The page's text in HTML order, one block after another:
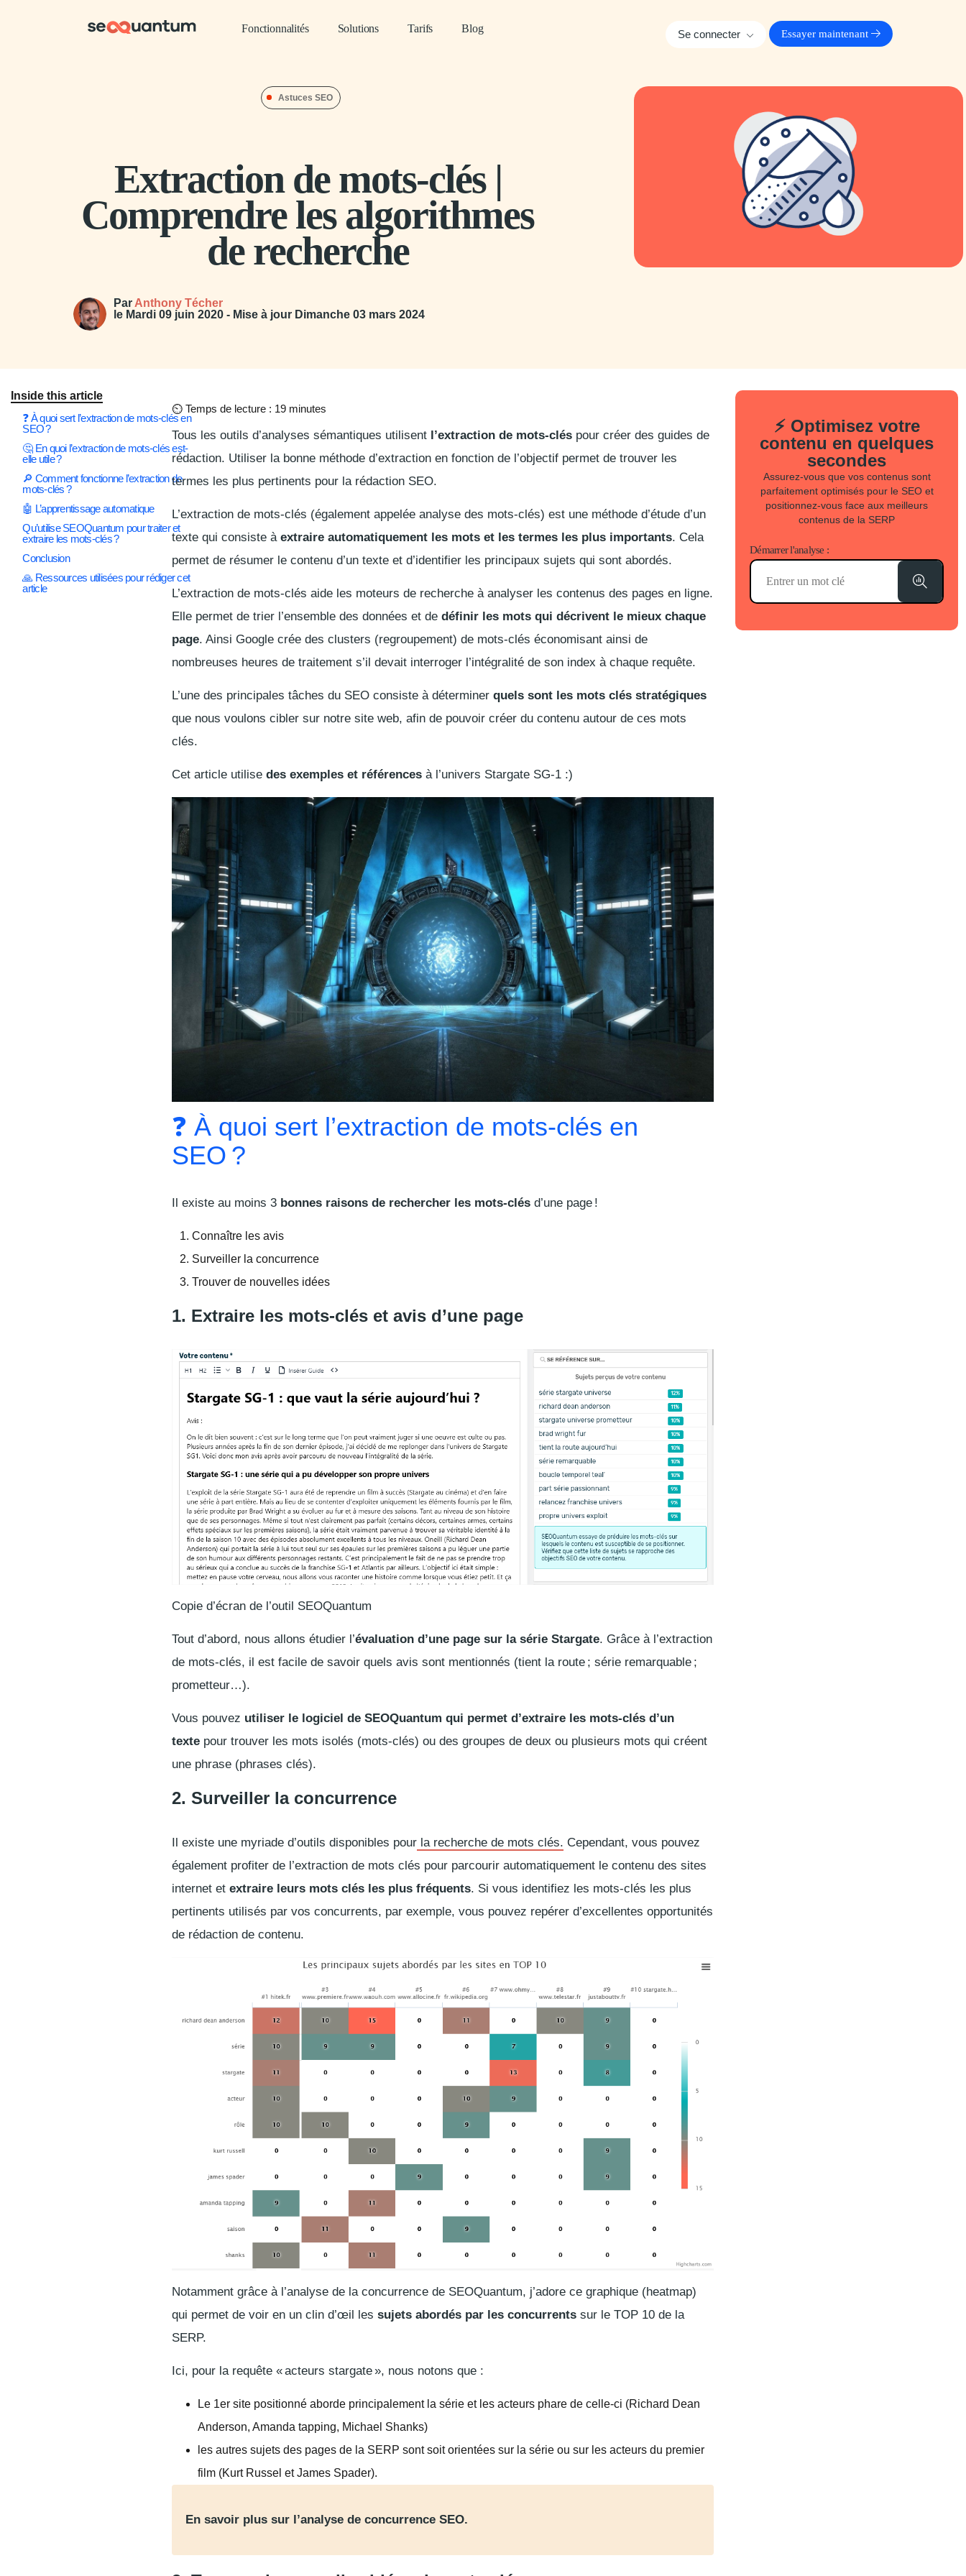
Fonctionnalités Solutions Tarifs Blog Se connecter Essayer maintenant
Astuces SEO
Extraction de mots-clés |
Comprendre les algorithmes
de recherche
Par Anthony Técher
le Mardi 09 juin 2020 - Mise à jour Dimanche 03 mars 2024
Inside this article
❓ À quoi sert l’extraction de mots-clés en
SEO ?
🤔 En quoi l’extraction de mots-clés est-
elle utile ?
🔎 Comment fonctionne l’extraction de
mots-clés ?
🤖 L’apprentissage automatique
Qu’utilise SEOQuantum pour traiter et
extraire les mots-clés ?
Conclusion
🙏 Ressources utilisées pour rédiger cet
article
⏲ Temps de lecture : 19 minutes
Tous les outils d’analyses sémantiques utilisent l’extraction de mots-clés pour créer des guides de
rédaction. Utiliser la bonne méthode d’extraction en fonction de l’objectif permet de trouver les
termes les plus pertinents pour la rédaction SEO.
L’extraction de mots-clés (également appelée analyse des mots-clés) est une méthode d’étude d’un
texte qui consiste à extraire automatiquement les mots et les termes les plus importants. Cela
permet de résumer le contenu d’un texte et d’identifier les principaux sujets qui sont abordés.
L’extraction de mots-clés aide les moteurs de recherche à analyser les contenus des pages en ligne.
Elle permet de trier l’ensemble des données et de définir les mots qui décrivent le mieux chaque
page. Ainsi Google crée des clusters (regroupement) de mots-clés économisant ainsi de
nombreuses heures de traitement s’il devait interroger l’intégralité de son index à chaque requête.
L’une des principales tâches du SEO consiste à déterminer quels sont les mots clés stratégiques
que nous voulons cibler sur notre site web, afin de pouvoir créer du contenu autour de ces mots
clés.
Cet article utilise des exemples et références à l’univers Stargate SG-1 :)
❓ À quoi sert l’extraction de mots-clés en
SEO ?
Il existe au moins 3 bonnes raisons de rechercher les mots-clés d’une page !
Connaître les avis
Surveiller la concurrence
Trouver de nouvelles idées
1. Extraire les mots-clés et avis d’une page
Copie d’écran de l’outil SEOQuantum
Tout d’abord, nous allons étudier l’évaluation d’une page sur la série Stargate. Grâce à l’extraction
de mots-clés, il est facile de savoir quels avis sont mentionnés (tient la route ; série remarquable ;
prometteur…).
Vous pouvez utiliser le logiciel de SEOQuantum qui permet d’extraire les mots-clés d’un
texte pour trouver les mots isolés (mots-clés) ou des groupes de deux ou plusieurs mots qui créent
une phrase (phrases clés).
2. Surveiller la concurrence
Il existe une myriade d’outils disponibles pour la recherche de mots clés. Cependant, vous pouvez
également profiter de l’extraction de mots clés pour parcourir automatiquement le contenu des sites
internet et extraire leurs mots clés les plus fréquents. Si vous identifiez les mots-clés les plus
pertinents utilisés par vos concurrents, par exemple, vous pouvez repérer d’excellentes opportunités
de rédaction de contenu.
Notamment grâce à l’analyse de la concurrence de SEOQuantum, j’adore ce graphique (heatmap)
qui permet de voir en un clin d’œil les sujets abordés par les concurrents sur le TOP 10 de la
SERP.
Ici, pour la requête «acteurs stargate», nous notons que :
Le 1er site positionné aborde principalement la série et les acteurs phare de celle-ci (Richard Dean
Anderson, Amanda tapping, Michael Shanks)
les autres sujets des pages de la SERP sont soit orientées sur la série ou sur les acteurs du premier
film (Kurt Russel et James Spader).
En savoir plus sur l’analyse de concurrence SEO.
⚡ Optimisez votre
contenu en quelques
secondes
Assurez-vous que vos contenus sont
parfaitement optimisés pour le SEO et
positionnez-vous face aux meilleurs
contenus de la SERP
Démarrer l'analyse :